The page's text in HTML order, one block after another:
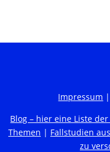
Impressum |
Blog – hier eine Liste
Themen | Fallstudien
zu